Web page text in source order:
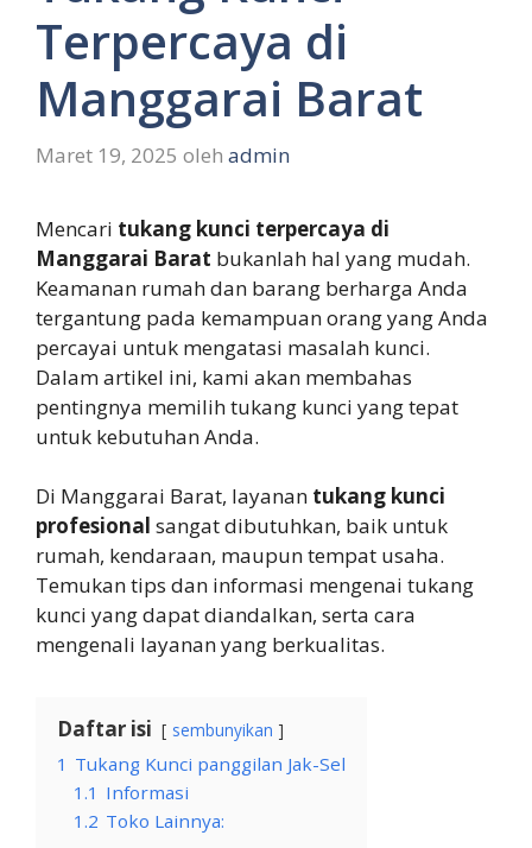
Terpercaya di
Manggarai Barat
Maret 19, 2025 oleh admin
Mencari tukang kunci terpercaya di
Manggarai Barat bukanlah hal yang mudah.
Keamanan rumah dan barang berharga Anda
tergantung pada kemampuan orang yang Anda
percayai untuk mengatasi masalah kunci.
Dalam artikel ini, kami akan membahas
pentingnya memilih tukang kunci yang tepat
untuk kebutuhan Anda.
Di Manggarai Barat, layanan tukang kunci
profesional sangat dibutuhkan, baik untuk
rumah, kendaraan, maupun tempat usaha.
Temukan tips dan informasi mengenai tukang
kunci yang dapat diandalkan, serta cara
mengenali layanan yang berkualitas.
Daftar isi sembunyikan
1 Tukang Kunci panggilan Jak-Sel
1.1 Informasi
1.2 Toko Lainnya: